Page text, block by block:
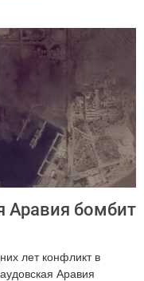
Аравия бомбит
лет конфликт в
Аравия